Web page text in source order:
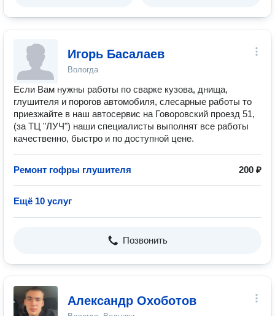
Игорь Басалаев
Вологда
Если Вам нужны работы по сварке кузова, днища,
глушителя и порогов автомобиля, слесарные работы то
приезжайте в наш автосервис на Говоровский проезд 51,
(за ТЦ "ЛУЧ") наши специалисты выполнят все работы
качественно, быстро и по доступной цене.
Ремонт гофры глушителя 200 ₽
Ещё 10 услуг
Позвонить
Александр Охоботов